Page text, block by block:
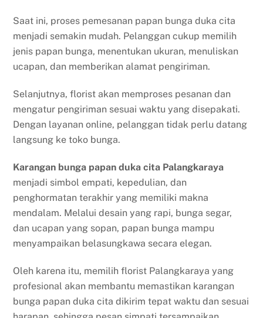
Saat ini, proses pemesanan papan bunga duka cita
menjadi semakin mudah. Pelanggan cukup memilih
jenis papan bunga, menentukan ukuran, menuliskan
ucapan, dan memberikan alamat pengiriman.
Selanjutnya, florist akan memproses pesanan dan
mengatur pengiriman sesuai waktu yang disepakati.
Dengan layanan online, pelanggan tidak perlu datang
langsung ke toko bunga.
Karangan bunga papan duka cita Palangkaraya
menjadi simbol empati, kepedulian, dan
penghormatan terakhir yang memiliki makna
mendalam. Melalui desain yang rapi, bunga segar,
dan ucapan yang sopan, papan bunga mampu
menyampaikan belasungkawa secara elegan.
Oleh karena itu, memilih florist Palangkaraya yang
profesional akan membantu memastikan karangan
bunga papan duka cita dikirim tepat waktu dan sesuai